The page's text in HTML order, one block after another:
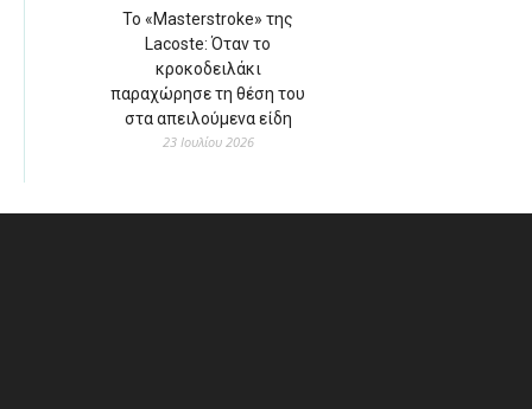
Το «Masterstroke» της
Lacoste: Όταν το
κροκοδειλάκι
παραχώρησε τη θέση του
στα απειλούμενα είδη
23 Ιουλίου 2026